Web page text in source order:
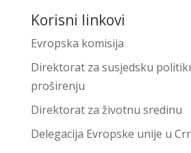
Korisni linkovi
Evropska komisija
Direktorat za susjedsku
proširenju
Direktorat za životnu sredinu
Delegacija Evropske unije u